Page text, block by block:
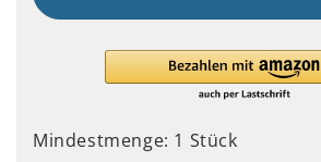
Mindestmenge: 1 Stück